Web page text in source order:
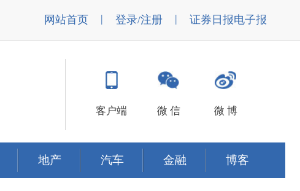
网站首页 | 登录/注册 | 证券日报电子报
客户端 微 信 微 博
地产 汽车 金融 博客